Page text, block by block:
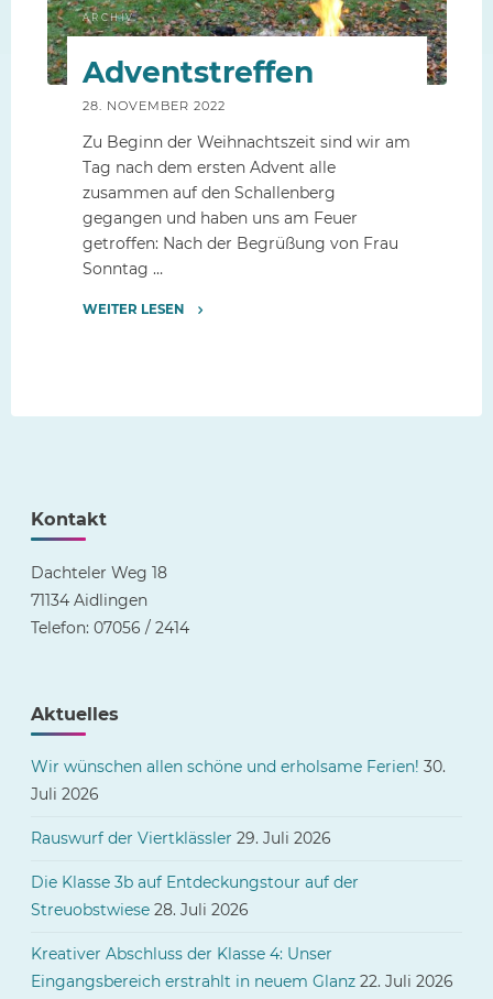
ARCHIV
Adventstreffen
28. NOVEMBER 2022
Zu Beginn der Weihnachtszeit sind wir am
Tag nach dem ersten Advent alle
zusammen auf den Schallenberg
gegangen und haben uns am Feuer
getroffen: Nach der Begrüßung von Frau
Sonntag …
WEITER LESEN
Kontakt
Dachteler Weg 18
71134 Aidlingen
Telefon: 07056 / 2414
Aktuelles
Wir wünschen allen schöne und erholsame Ferien! 30.
Juli 2026
Rauswurf der Viertklässler 29. Juli 2026
Die Klasse 3b auf Entdeckungstour auf der
Streuobstwiese 28. Juli 2026
Kreativer Abschluss der Klasse 4: Unser
Eingangsbereich erstrahlt in neuem Glanz 22. Juli 2026